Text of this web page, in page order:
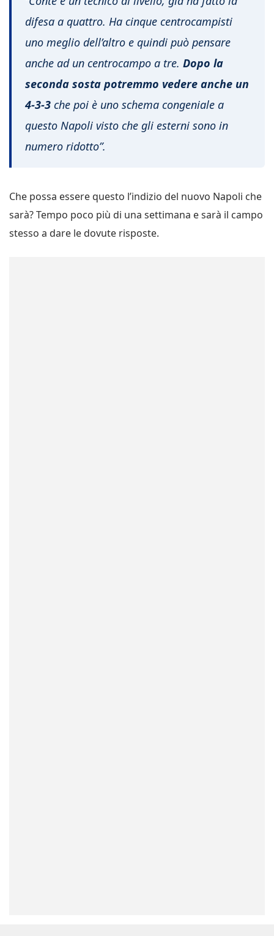
difesa a quattro. Ha cinque centrocampisti
uno meglio dell’altro e quindi può pensare
anche ad un centrocampo a tre. Dopo la
seconda sosta potremmo vedere anche un
4-3-3 che poi è uno schema congeniale a
questo Napoli visto che gli esterni sono in
numero ridotto”.
Che possa essere questo l’indizio del nuovo Napoli che
sarà? Tempo poco più di una settimana e sarà il campo
stesso a dare le dovute risposte.